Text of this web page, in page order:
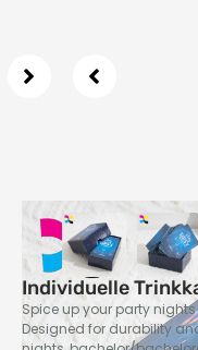
Individuelle
Spice up your party
Designed for durability